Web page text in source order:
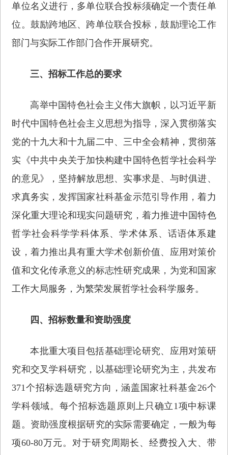
单位名义进行，多单位联合投标须确定一个责任单
位。鼓励跨地区、跨单位联合投标，鼓励理论工作
部门与实际工作部门合作开展研究。
三、招标工作总的要求
高举中国特色社会主义伟大旗帜，以习近平新
时代中国特色社会主义思想为指导，深入贯彻落实
党的十九大和十九届二中、三中全会精神，贯彻落
实《中共中央关于加快构建中国特色哲学社会科学
的意见》，坚持解放思想、实事求是、与时俱进、
求真务实，发挥国家社科基金示范引导作用，着力
深化重大理论和现实问题研究，着力推进中国特色
哲学社会科学学科体系、学术体系、话语体系建
设，着力推出具有重大学术创新价值、应用对策价
值和文化传承意义的标志性研究成果，为党和国家
工作大局服务，为繁荣发展哲学社会科学服务。
四、招标数量和资助强度
本批重大项目包括基础理论研究、应用对策研
究和交叉学科研究，以基础理论研究为主，共发布
371个招标选题研究方向，涵盖国家社科基金26个
学科领域。每个招标选题原则上只确立1项中标课
题。资助强度根据研究的实际需要确定，一般为每
项60-80万元。对于研究周期长、经费投入大、带